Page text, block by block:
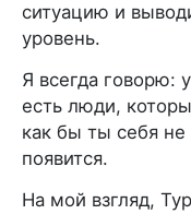
ситуацию и
уровень.
Я всегда говорю:
есть люди,
как бы ты себя не
появится.
На мой взгляд,